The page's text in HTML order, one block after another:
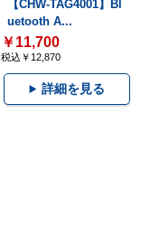
【CHW-TAG4001】Bl
uetooth A...
￥11,700
税込￥12,870
詳細を見る